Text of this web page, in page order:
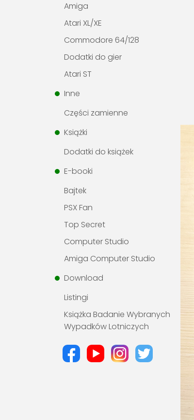
Amiga
Atari XL/XE
Commodore 64/128
Dodatki do gier
Atari ST
Inne
Części zamienne
Książki
Dodatki do książek
E-booki
Bajtek
PSX Fan
Top Secret
Computer Studio
Amiga Computer Studio
Download
Listingi
Książka Badanie Wybranych
Wypadków Lotniczych